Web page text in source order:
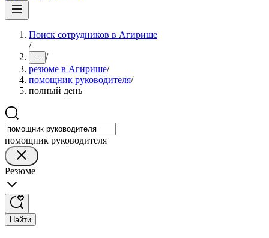
Поиск сотрудников в Агирише
/
... /
резюме в Агирише/
помощник руководителя/
полный день
помощник руководителя
Резюме
Найти